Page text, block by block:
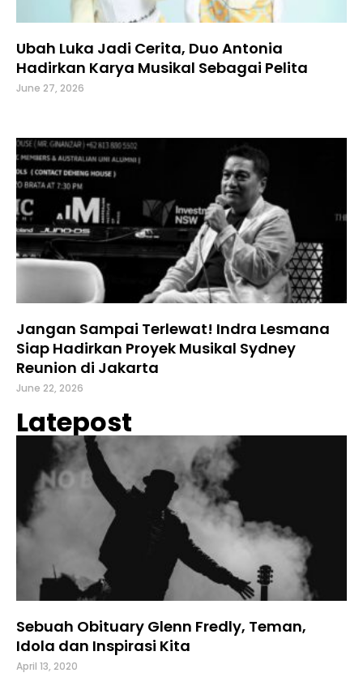
Ubah Luka Jadi Cerita, Duo Antonia
Hadirkan Karya Musikal Sebagai Pelita
June 27, 2026
Jangan Sampai Terlewat! Indra Lesmana
Siap Hadirkan Proyek Musikal Sydney
Reunion di Jakarta
June 22, 2026
Latepost
Sebuah Obituary Glenn Fredly, Teman,
Idola dan Inspirasi Kita
April 13, 2020